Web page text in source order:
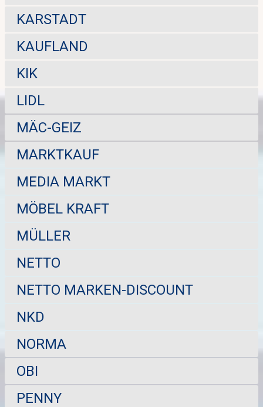
KARSTADT
KAUFLAND
KIK
LIDL
MÄC-GEIZ
MARKTKAUF
MEDIA MARKT
MÖBEL KRAFT
MÜLLER
NETTO
NETTO MARKEN-DISCOUNT
NKD
NORMA
OBI
PENNY